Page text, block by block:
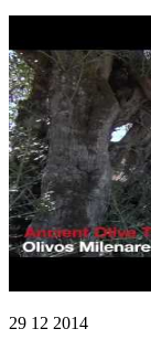
29 12 2014